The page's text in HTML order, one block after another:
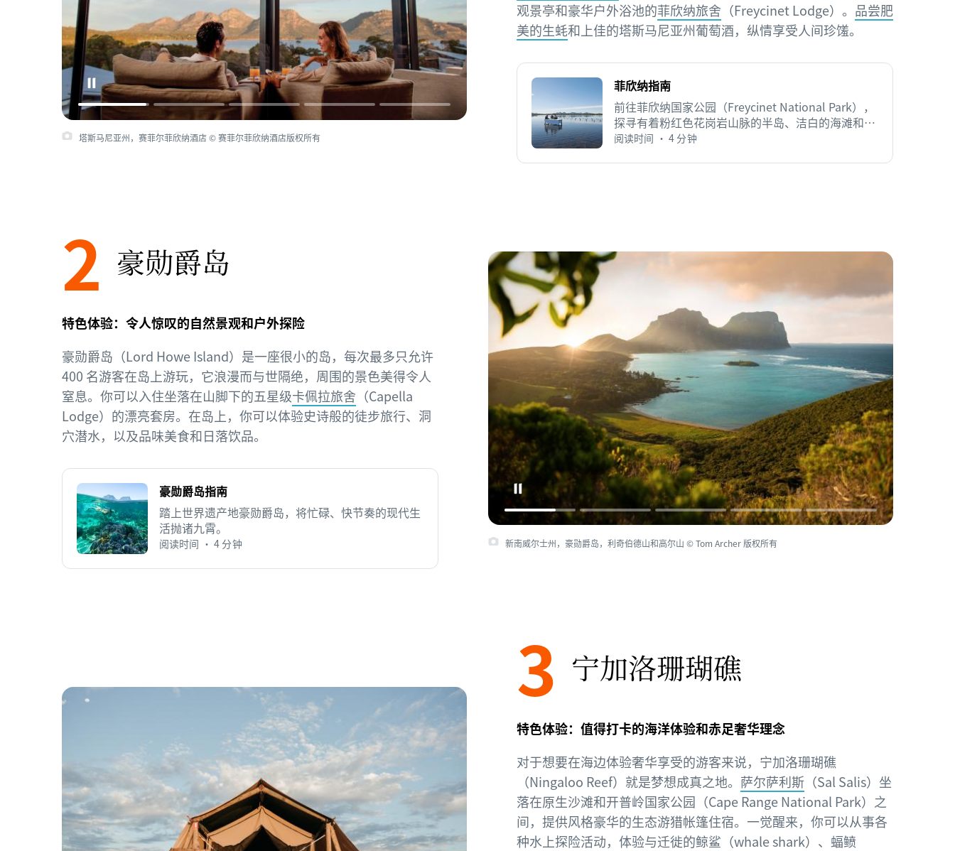
塔斯马尼亚州，赛菲尔菲欣纳酒店，菲欣纳海洋生蚝养殖场 © 塔斯马尼亚旅游局版权所有
观景亭和豪华户外浴池的菲欣纳旅舍 （Freycinet Lodge）。 品尝肥
美的生蚝和上佳的塔斯马尼亚州葡萄酒，纵情享受人间珍馐。
菲欣纳指南
前往菲欣纳国家公园（Freycinet National Park），
探寻有着粉红色花岗岩山脉的半岛、洁白的海滩和蔚
蓝的海湾。
阅读时间 • 4 分钟
新南威尔士州，豪勋爵岛，利奇伯德山和高尔山 © Tom Archer 版权所有
2 豪勋爵岛
特色体验：令人惊叹的自然景观和户外探险
豪勋爵岛（Lord Howe Island）是一座很小的岛，每次最多只允许
400 名游客在岛上游玩，它浪漫而与世隔绝，周围的景色美得令人
窒息。你可以入住坐落在山脚下的五星级卡佩拉旅舍 （Capella
Lodge）的漂亮套房。在岛上，你可以体验史诗般的徒步旅行、洞
穴潜水，以及品味美食和日落饮品。
豪勋爵岛指南
踏上世界遗产地豪勋爵岛，将忙碌、快节奏的现代生
活抛诸九霄。
阅读时间 • 4 分钟
3 宁加洛珊瑚礁
特色体验：值得打卡的海洋体验和赤足奢华理念
对于想要在海边体验奢华享受的游客来说，宁加洛珊瑚礁
（Ningaloo Reef）就是梦想成真之地。 萨尔萨利斯 （Sal Salis）坐
落在原生沙滩和开普岭国家公园（Cape Range National Park）之
间，提供风格豪华的生态游猎帐篷住宿。一觉醒来，你可以从事各
种水上探险活动，体验与迁徙的鲸鲨（whale shark）、蝠鲼